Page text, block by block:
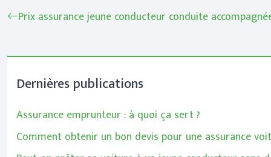
Prix assurance jeune conducteur conduite
Dernières publications
Assurance emprunteur : à quoi ça sert ?
Comment obtenir un bon devis pour une assurance